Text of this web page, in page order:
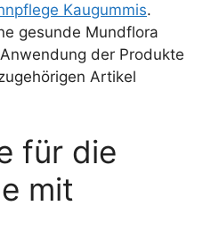
Kaugummis.
gesunde Mundflora
der Produkte
Artikel
für die
mit